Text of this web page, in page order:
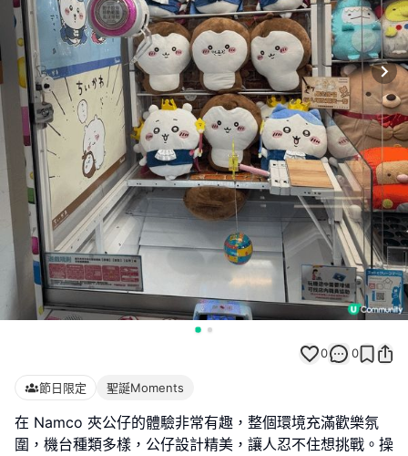
0 0
節日限定 聖誕Moments
在 Namco 夾公仔的體驗非常有趣，整個環境充滿歡樂氛
圍，機台種類多樣，公仔設計精美，讓人忍不住想挑戰。操